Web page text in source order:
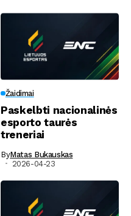
Žaidimai
Paskelbti nacionalinės
esporto taurės
treneriai
ByMatas Bukauskas
2026-04-23